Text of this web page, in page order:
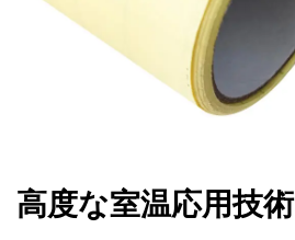
高度な室温応用技術